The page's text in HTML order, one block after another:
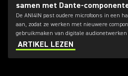
samen met Dante-
De ANI4IN past oudere microfoons in een
aan, zodat ze werken met nieuwere
gebruikmaken van digitale
ARTIKEL LEZEN